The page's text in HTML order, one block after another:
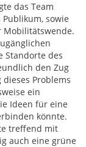
das Team
sowie
Mobilitätswende.
Standorte des
den Zug
Problems
ein
Ideen für eine
könnte.
treffend mit
auch eine grüne